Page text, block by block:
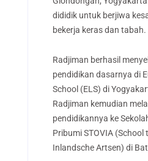
dididik untuk berjiwa
bekerja keras dan tabah.
Radjiman berhasil
pendidikan dasarnya di
School (ELS) di
Radjiman kemudian
pendidikannya ke
Pribumi STOVIA (School
Inlandsche Artsen) di